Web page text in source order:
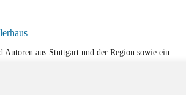
aus Stuttgart und der Region sowie ein